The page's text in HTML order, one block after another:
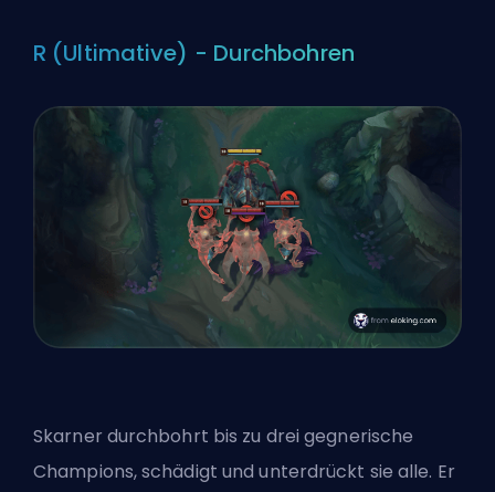
R (Ultimative) - Durchbohren
Skarner durchbohrt bis zu drei gegnerische
Champions, schädigt und unterdrückt sie alle. Er